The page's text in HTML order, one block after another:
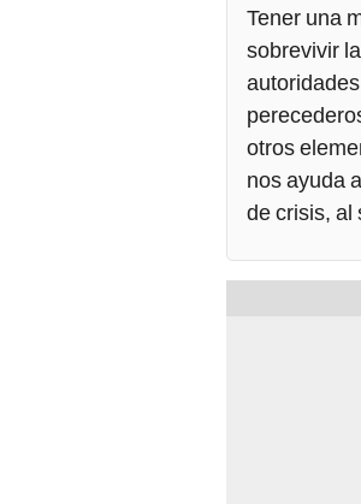
Tener una
sobrevivir
otros
nos ayuda
de crisis, al